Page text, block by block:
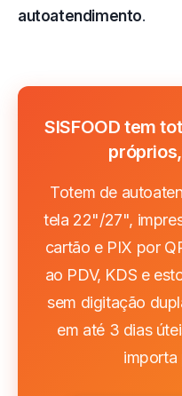
autoatendimento.
SISFOOD tem
Totem de
tela 22"/27",
cartão e PIX por
ao PDV, KDS e
sem digitação
em até 3 dias
importa